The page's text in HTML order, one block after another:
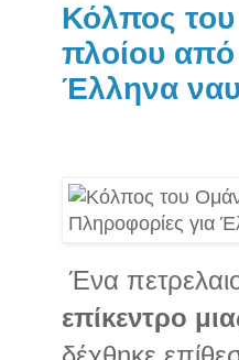
Κόλπος
πλοίου από
Έλληνα
Ένα
επίκεντρο